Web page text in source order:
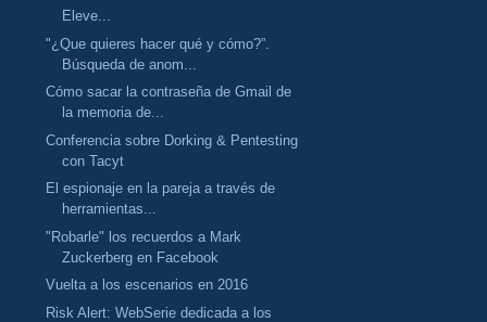
Eleve...
"¿Que quieres hacer qué y cómo?”.
Búsqueda de anom...
Cómo sacar la contraseña de Gmail de
la memoria de...
Conferencia sobre Dorking & Pentesting
con Tacyt
El espionaje en la pareja a través de
herramientas...
"Robarle" los recuerdos a Mark
Zuckerberg en Facebook
Vuelta a los escenarios en 2016
Risk Alert: WebSerie dedicada a los